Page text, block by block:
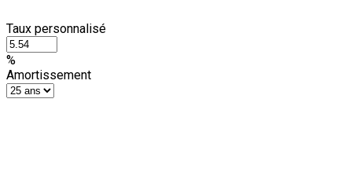
Taux personnalisé
%
Amortissement